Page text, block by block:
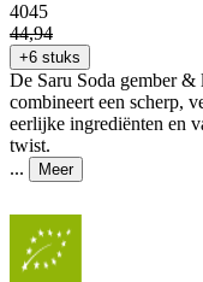
4045
44,94
+6 stuks
De Saru Soda gember &
combineert een scherp,
eerlijke ingrediënten en
twist.
...
Meer